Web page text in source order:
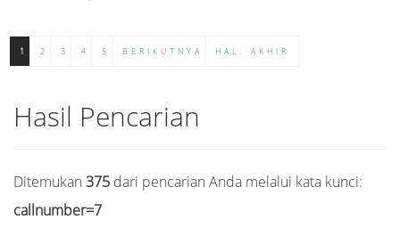
1 2 3 4 5 BERIKUTNYA HAL. AKHIR
Hasil Pencarian
Ditemukan 375 dari pencarian Anda melalui kata kunci:
callnumber=7